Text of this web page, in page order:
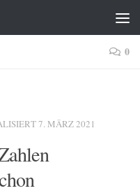
0
7. MÄRZ 2021